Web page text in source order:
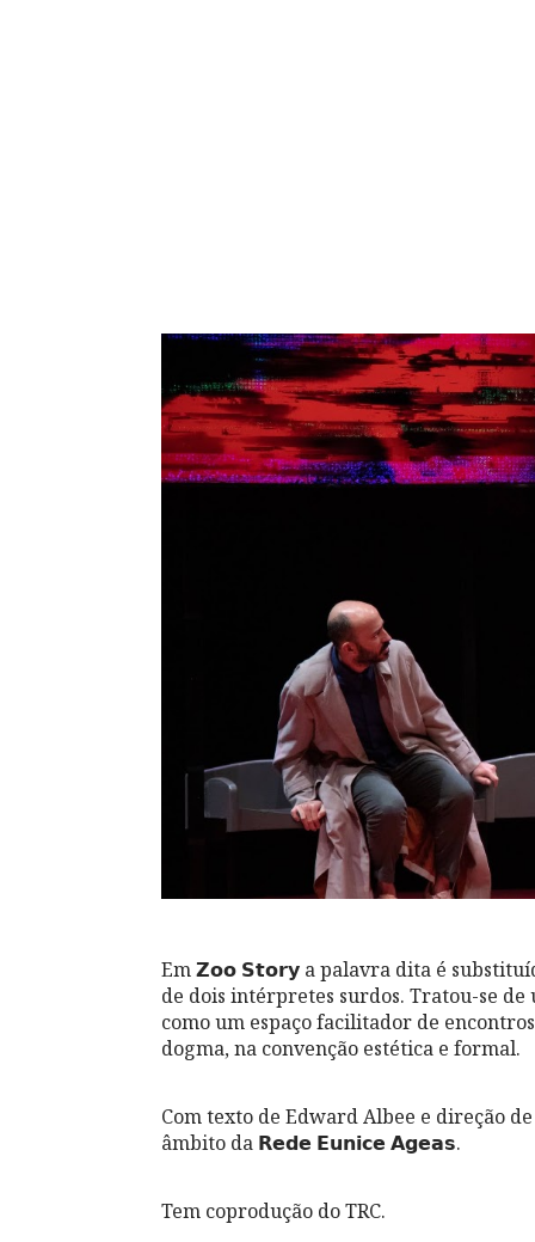
Em 𝗭𝗼𝗼 𝗦𝘁𝗼𝗿𝘆 a palavra dita é
de dois intérpretes surdos. Tratou-se
como um espaço facilitador de
dogma, na convenção estética e formal.
Com texto de Edward Albee e direção
âmbito da 𝗥𝗲𝗱𝗲 𝗘𝘂𝗻𝗶𝗰𝗲 𝗔𝗴𝗲𝗮𝘀.
Tem coprodução do TRC.